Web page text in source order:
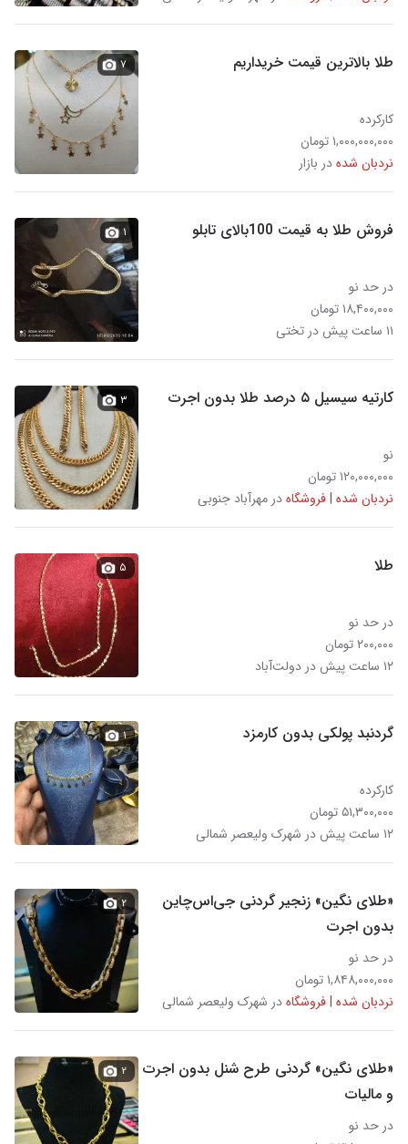
طلا بالاترین قیمت خریداریم
کارکرده
۱,۰۰۰,۰۰۰,۰۰۰ تومان
نردبان شدهدر بازار
۷
فروش طلا به قیمت 100بالای تابلو
در حد نو
۱۸,۴۰۰,۰۰۰ تومان
۱۱ ساعت پیش در تختی
۱
کارتیه سیسیل ۵ درصد طلا بدون اجرت
نو
۱۲۰,۰۰۰,۰۰۰ تومان
نردبان شده | فروشگاهدر مهرآباد جنوبی
۳
طلا
در حد نو
۲۰۰,۰۰۰ تومان
۱۲ ساعت پیش در دولت‌آباد
۵
گردنبد پولکی بدون کارمزد
کارکرده
۵۱,۳۰۰,۰۰۰ تومان
۱۲ ساعت پیش در شهرک ولیعصر شمالی
۱
«طلای نگین» زنجیر گردنی جی‌اس‌چاین
بدون اجرت
در حد نو
۱,۸۴۸,۰۰۰,۰۰۰ تومان
نردبان شده | فروشگاهدر شهرک ولیعصر شمالی
۲
«طلای نگین» گردنی طرح شنل بدون اجرت
و مالیات
در حد نو
۲